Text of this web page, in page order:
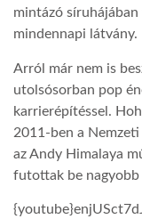
mintázó
mindennapi látvány.
Arról már nem is
utolsósorban pop
karrierépítéssel.
2011-ben a
az Andy Himalaya
futottak be nagyobb